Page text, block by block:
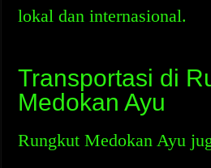
lokal dan internasional.
Transportasi di
Medokan Ayu
Rungkut Medokan Ayu